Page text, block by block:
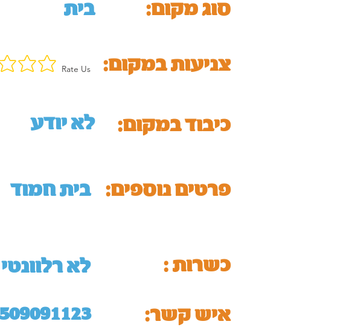
בית סוג מקום:
:צניעות במקום Rate Us
כיבוד במקום: לא יודע
:פרטים נוספים בית חמוד
לא רלוונטי כשרות :
:איש קשר